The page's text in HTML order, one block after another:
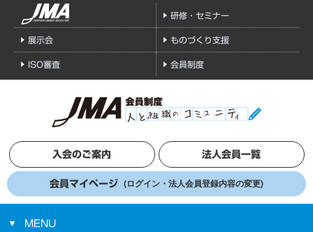
研修・セミナー
展示会 ものづくり支援
ISO審査 会員制度
入会のご案内 法人会員一覧
会員マイページ (ログイン・法人会員登録内容の変更)
MENU